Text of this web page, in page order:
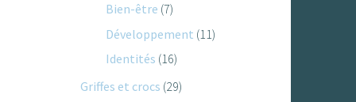
Bien-être (7)
Développement (11)
Identités (16)
Griffes et crocs (29)